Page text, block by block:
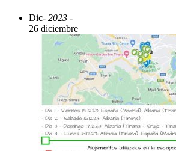
Dic- 2023 -
26 diciembre